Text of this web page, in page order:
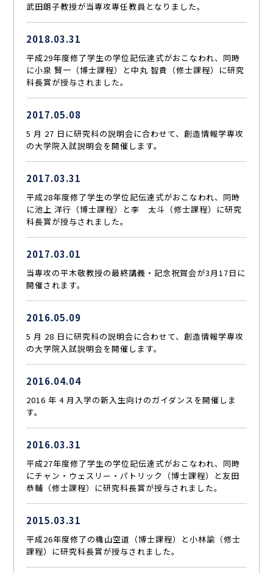
武田朗子教授が当専攻専任教員となりました。
2018.03.31
平成29年度修了学生の学位記伝達式がおこなわれ、同時
に小泉 賢一（博士課程）と中丸 智貴（修士課程）に研究
科長賞が授与されました。
2017.05.08
5 月 27 日に研究科の説明会に合わせて、創造情報学専攻
の大学院入試説明会を開催します。
2017.03.31
平成28年度修了学生の学位記伝達式がおこなわれ、同時
に池上 洋行（博士課程）と李 太斗（修士課程）に研究
科長賞が授与されました。
2017.03.01
当専攻の平木敬教授の最終講義・記念祝賀会が3月17日に
開催されます。
2016.05.09
5 月 28 日に研究科の説明会に合わせて、創造情報学専攻
の大学院入試説明会を開催します。
2016.04.04
2016 年 4 月入学の新入生向けのガイダンスを開催しま
す。
2016.03.31
平成27年度修了学生の学位記伝達式がおこなわれ、同時
にチャン・ウェスリー・パトリック（博士課程）と友田
恭輔（修士課程）に研究科長賞が授与されました。
2015.03.31
平成26年度修了の穐山空道（博士課程）と小林諭（修士
課程）に研究科長賞が授与されました。